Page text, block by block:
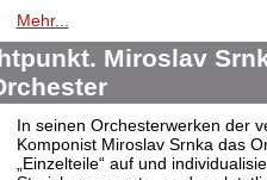
Mehr...
Miroslav
In seinen Orchesterwerken der
Komponist Miroslav Srnka das
„Einzelteile“ auf und